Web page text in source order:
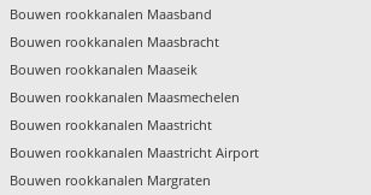
Bouwen rookkanalen Maasband
Bouwen rookkanalen Maasbracht
Bouwen rookkanalen Maaseik
Bouwen rookkanalen Maasmechelen
Bouwen rookkanalen Maastricht
Bouwen rookkanalen Maastricht Airport
Bouwen rookkanalen Margraten